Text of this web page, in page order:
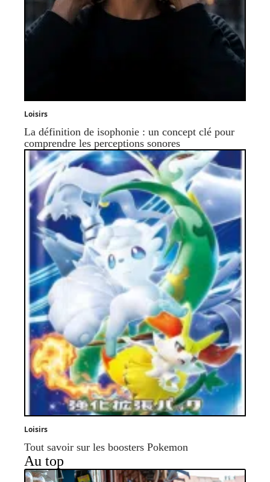
Loisirs
La définition de isophonie : un concept clé pour
comprendre les perceptions sonores
Loisirs
Tout savoir sur les boosters Pokemon
Au top